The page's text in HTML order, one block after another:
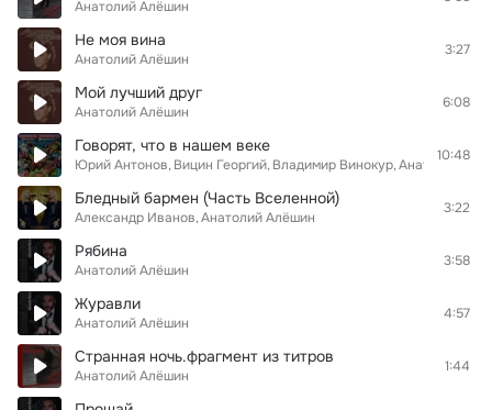
Анатолий Алёшин
Не моя вина
Анатолий Алёшин
3:27
Мой лучший друг
Анатолий Алёшин
6:08
Говорят, что в нашем веке
Юрий Антонов Вицин Георгий Владимир Винокур Анатолий
10:48
Бледный бармен (Часть Вселенной)
Александр Иванов Анатолий Алёшин
3:22
Рябина
Анатолий Алёшин
3:58
Журавли
Анатолий Алёшин
4:57
Странная ночь.фрагмент из титров
Анатолий Алёшин
1:44